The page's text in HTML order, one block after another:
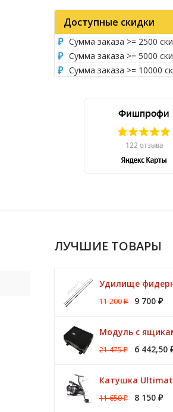
Доступные скидки
Сумма заказа >= 2500
Сумма заказа >= 5000
Сумма заказа >= 10000
ЛУЧШИЕ ТОВАРЫ
11 200₽ 9 700 ₽
21 475₽ 6 442,50
11 650₽ 8 150 ₽